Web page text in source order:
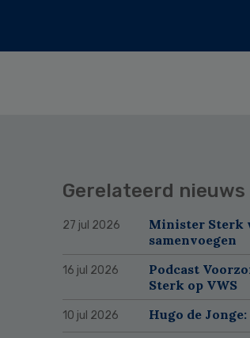
Gerelateerd nieuws
27 jul 2026
Minister Sterk
samenvoegen
16 jul 2026
Podcast
Sterk op VWS
10 jul 2026 Hugo de